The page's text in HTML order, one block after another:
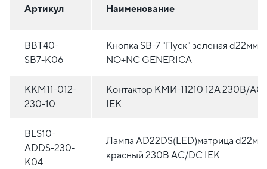
Артикул Наименование
BBT40-
SB7-K06
Кнопка SВ-7 "Пуск" зеленая d22мм/
NO+NC GENERICA
KKM11-012-
230-10
Контактор КМИ-11210 12А 230В/
IEK
BLS10-
ADDS-230-
K04
Лампа AD22DS(LED)матрица d22мм
красный 230В AC/DC IEK